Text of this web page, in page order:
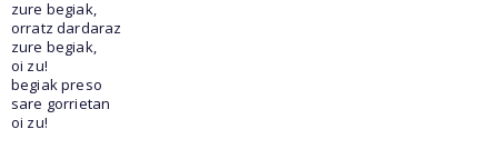
zure begiak,
orratz dardaraz
zure begiak,
oi zu!
begiak preso
sare gorrietan
oi zu!